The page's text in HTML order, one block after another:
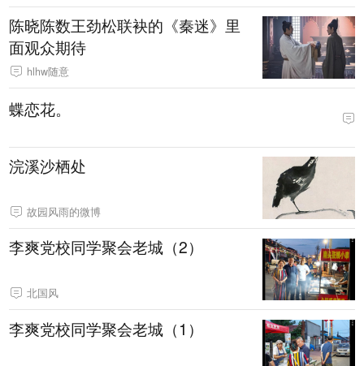
陈晓陈数王劲松联袂的《秦迷》里
面观众期待
hlhw随意
蝶恋花。
浣溪沙栖处
故园风雨的微博
李爽党校同学聚会老城（2）
北国风
李爽党校同学聚会老城（1）